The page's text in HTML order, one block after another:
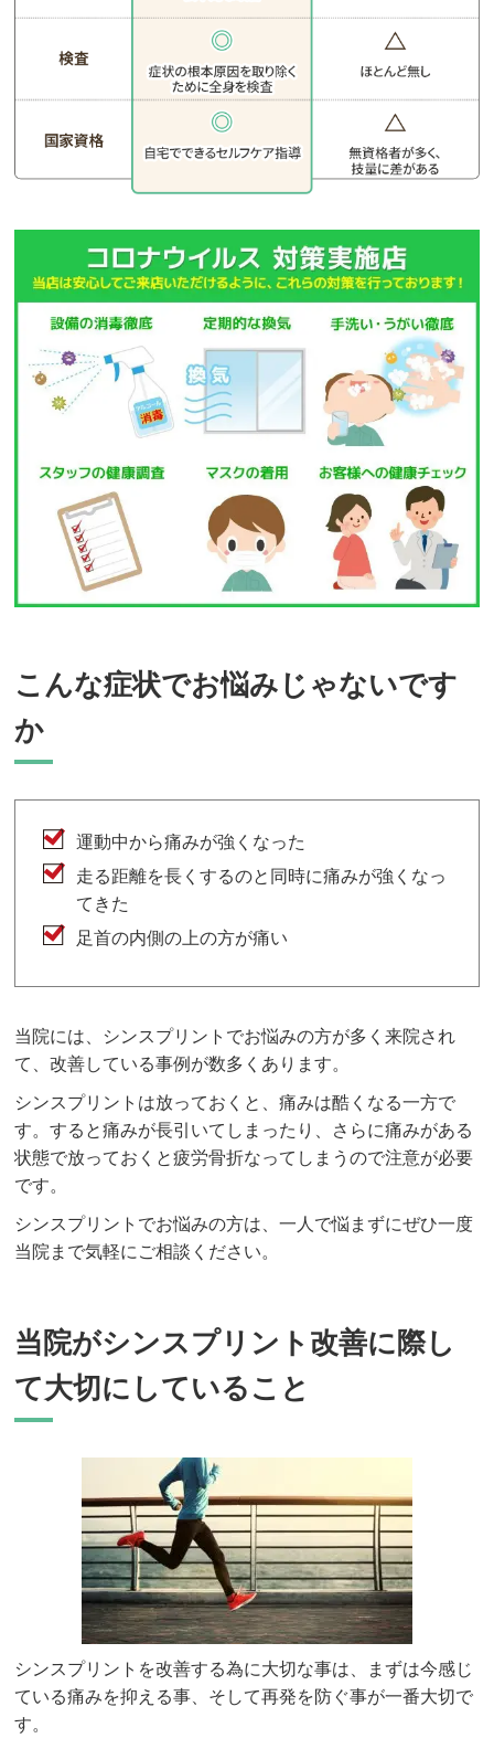
こんな症状でお悩みじゃないです
か
運動中から痛みが強くなった
走る距離を長くするのと同時に痛みが強くなっ
てきた
足首の内側の上の方が痛い
当院には、シンスプリントでお悩みの方が多く来院され
て、改善している事例が数多くあります。
シンスプリントは放っておくと、痛みは酷くなる一方で
す。すると痛みが長引いてしまったり、さらに痛みがある
状態で放っておくと疲労骨折なってしまうので注意が必要
です。
シンスプリントでお悩みの方は、一人で悩まずにぜひ一度
当院まで気軽にご相談ください。
当院がシンスプリント改善に際し
て大切にしていること
シンスプリントを改善する為に大切な事は、まずは今感じ
ている痛みを抑える事、そして再発を防ぐ事が一番大切で
す。